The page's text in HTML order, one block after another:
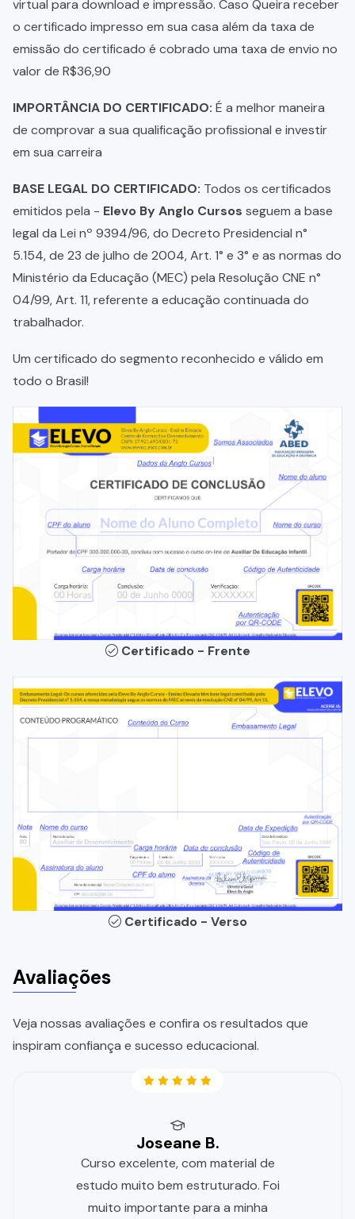
virtual para download e impressão. Caso Queira receber
o certificado impresso em sua casa além da taxa de
emissão do certificado é cobrado uma taxa de envio no
valor de R$36,90
IMPORTÂNCIA DO CERTIFICADO: É a melhor maneira
de comprovar a sua qualificação profissional e investir
em sua carreira
BASE LEGAL DO CERTIFICADO: Todos os certificados
emitidos pela - Elevo By Anglo Cursos seguem a base
legal da Lei nº 9394/96, do Decreto Presidencial n°
5.154, de 23 de julho de 2004, Art. 1° e 3° e as normas do
Ministério da Educação (MEC) pela Resolução CNE n°
04/99, Art. 11, referente a educação continuada do
trabalhador.
Um certificado do segmento reconhecido e válido em
todo o Brasil!
Certificado - Frente
Certificado - Verso
Avaliações
Veja nossas avaliações e confira os resultados que
inspiram confiança e sucesso educacional.
Joseane B.
Curso excelente, com material de
estudo muito bem estruturado. Foi
muito importante para a minha